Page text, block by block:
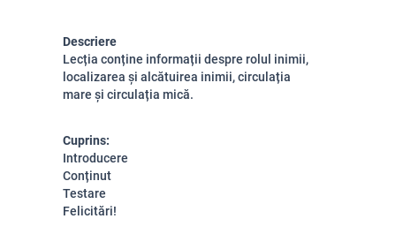
Descriere
Lecția conține informații despre rolul inimii,
localizarea și alcătuirea inimii, circulația
mare și circulația mică.
Cuprins:
Introducere
Conținut
Testare
Felicitări!